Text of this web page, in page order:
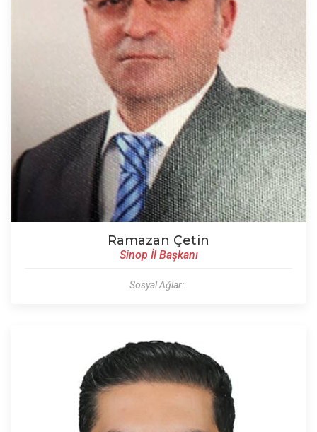
Ramazan Çetin
Sinop İl Başkanı
Sosyal Ağlar: